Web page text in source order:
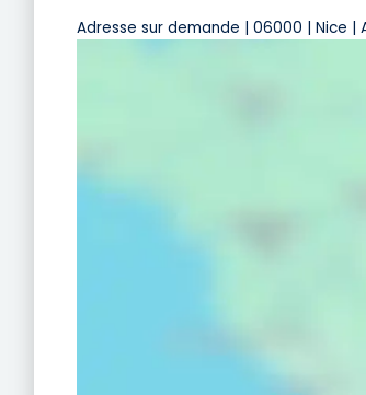
Adresse sur demande | 06000 | Nice |